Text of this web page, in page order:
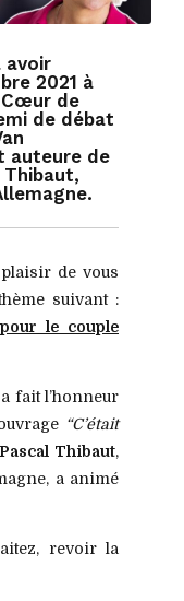
avoir
2021 à
Cœur de
de débat
auteure de
plaisir de vous
suivant :
le couple
fait l’honneur
“C’était
Pascal Thibaut,
a animé
revoir la